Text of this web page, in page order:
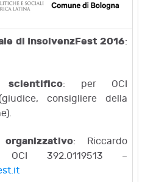
di InsolvenzFest 2016:
scientifico: per OCI
consigliere della
: Riccardo
392.0119513 –